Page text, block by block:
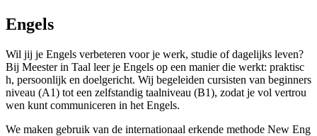
Engels
Wil jij je Engels verbeteren voor je werk, studie of dagelijks leven?
Bij Meester in Taal leer je Engels op een manier die werkt: praktisc
h, persoonlijk en doelgericht. Wij begeleiden cursisten van beginners
niveau (A1) tot een zelfstandig taalniveau (B1), zodat je vol vertrou
wen kunt communiceren in het Engels.
We maken gebruik van de internationaal erkende methode New Eng